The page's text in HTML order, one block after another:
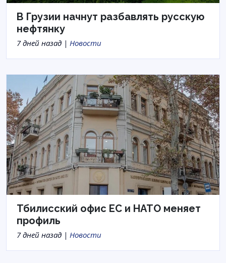
В Грузии начнут разбавлять русскую
нефтянку
7 дней назад | Новости
Тбилисский офис ЕС и НАТО меняет
профиль
7 дней назад | Новости